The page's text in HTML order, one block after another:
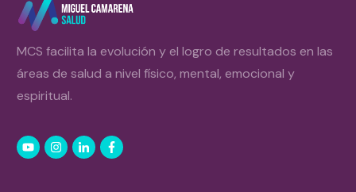
MCS facilita la evolución y el logro de resultados en las
áreas de salud a nivel físico, mental, emocional y
espiritual.